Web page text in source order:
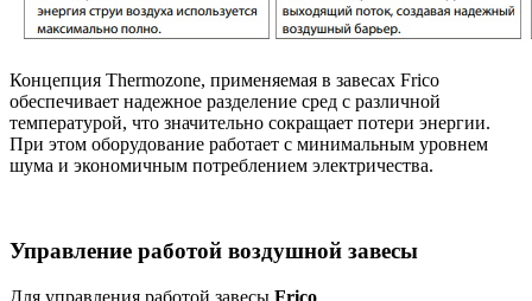
Концепция Thermozone, применяемая в завесах Frico
обеспечивает надежное разделение сред с различной
температурой, что значительно сокращает потери энергии.
При этом оборудование работает с минимальным уровнем
шума и экономичным потреблением электричества.
Управление работой воздушной завесы
Для управления работой завесы Frico